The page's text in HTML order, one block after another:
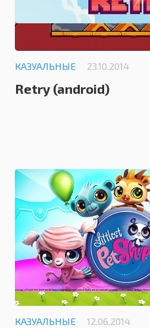
КАЗУАЛЬНЫЕ 23.10.2014
Retry (android)
КАЗУАЛЬНЫЕ 12.06.2014